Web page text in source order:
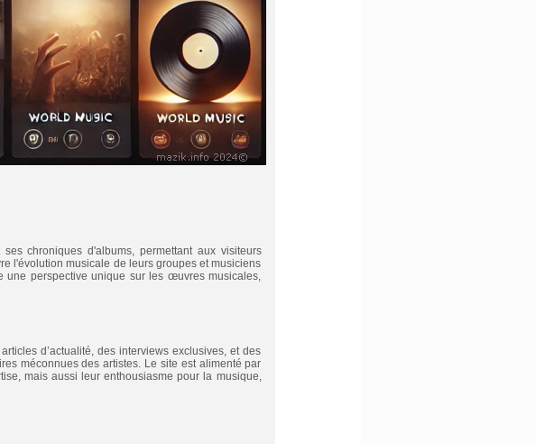
chroniques d'albums, permettant aux visiteurs
l'évolution musicale de leurs groupes et musiciens
une perspective unique sur les œuvres musicales,
d’actualité, des interviews exclusives, et des
méconnues des artistes. Le site est alimenté par
mais aussi leur enthousiasme pour la musique,